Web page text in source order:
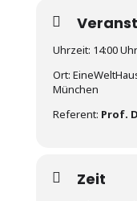
Uhrzeit: 14:00 Uhr
Ort:
München
Referent: Prof.
Zeit